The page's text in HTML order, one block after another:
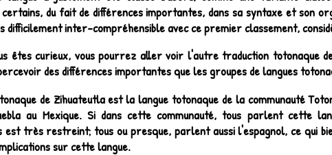
certains, du fait de différences importantes, dans sa syntaxe et son
difficilement inter-compréhensible avec ce premier classement,
êtes curieux, vous pourrez aller voir l'autre traduction totonaque
des différences importantes que les groupes de langues
de Zihuateutla est la langue totonaque de la communauté
au Mexique. Si dans cette communauté, tous parlent cette
est très restreint; tous ou presque, parlent aussi l'espagnol, ce qui
sur cette langue.